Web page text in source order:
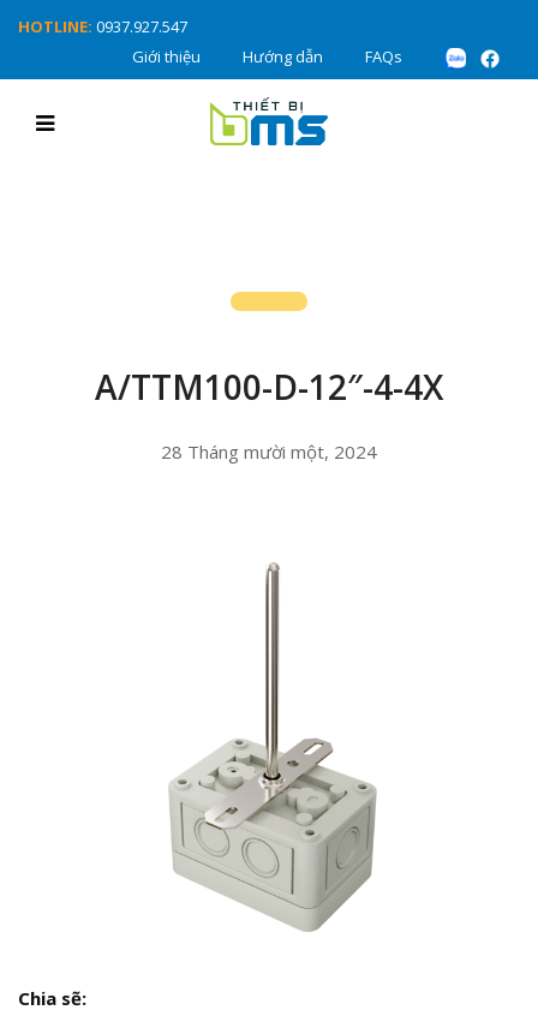
HOTLINE: 0937.927.547
Giới thiệu
Hướng dẫn FAQs
A/TTM100-D-12″-4-4X
28 Tháng mười một, 2024
Chia sẽ: